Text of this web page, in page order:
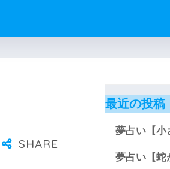
最近の投稿
夢占い【小
夢占い【蛇